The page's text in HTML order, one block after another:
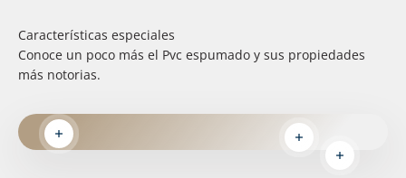
Características especiales
Conoce un poco más el Pvc espumado y sus propiedades
más notorias.
Leer más
Leer más
Leer más